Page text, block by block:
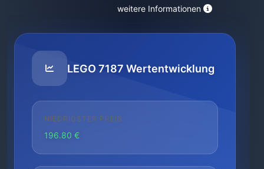
weitere Informationen
LEGO 7187 Wertentwicklung
NIEDRIGSTER PREIS
196.80 €